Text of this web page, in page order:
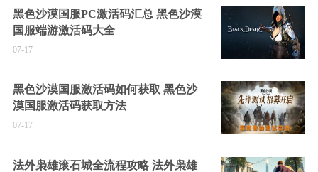
黑色沙漠国服PC激活码汇总 黑色沙漠
国服端游激活码大全
07-17
黑色沙漠国服激活码如何获取 黑色沙
漠国服激活码获取方法
07-17
法外枭雄滚石城全流程攻略 法外枭雄